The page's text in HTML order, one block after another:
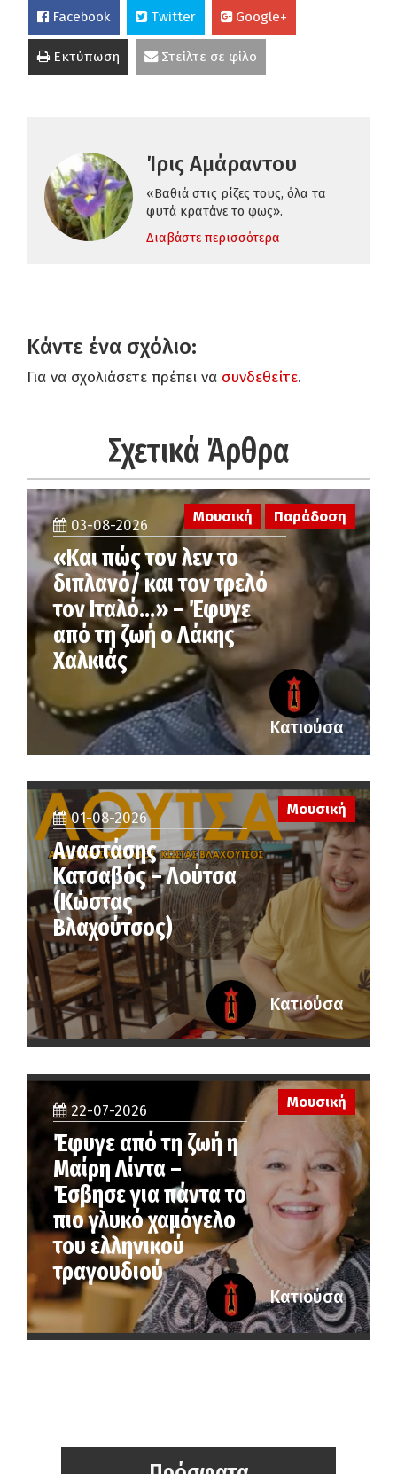
Facebook Twitter Google+
Εκτύπωση Στείλτε σε φίλο
Ίρις Αμάραντου
«Βαθιά στις ρίζες τους, όλα τα
φυτά κρατάνε το φως».
Διαβάστε περισσότερα
Κάντε ένα σχόλιο:
Για να σχολιάσετε πρέπει να συνδεθείτε.
Σχετικά Άρθρα
Μουσική Παράδοση
03-08-2026
«Και πώς τον λεν το
διπλανό/ και τον τρελό
τον Ιταλό…» – Έφυγε
από τη ζωή ο Λάκης
Χαλκιάς
Κατιούσα
01-08-2026
Αναστάσης
Κατσαβός – Λούτσα
(Κώστας
Βλαχούτσος)
Μουσική
Κατιούσα
22-07-2026
Έφυγε από τη ζωή η
Μαίρη Λίντα –
Έσβησε για πάντα το
πιο γλυκό χαμόγελο
του ελληνικού
τραγουδιού
Μουσική
Κατιούσα